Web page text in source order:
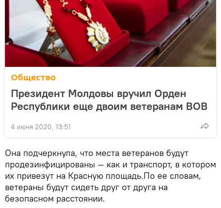
Общество
Президент Молдовы вручил Орден
Республики еще двоим ветеранам ВОВ
4 июня 2020, 13:51
Она подчеркнула, что места ветеранов будут
продезинфицированы — как и транспорт, в котором
их привезут на Красную площадь.По ее словам,
ветераны будут сидеть друг от друга на
безопасном расстоянии.